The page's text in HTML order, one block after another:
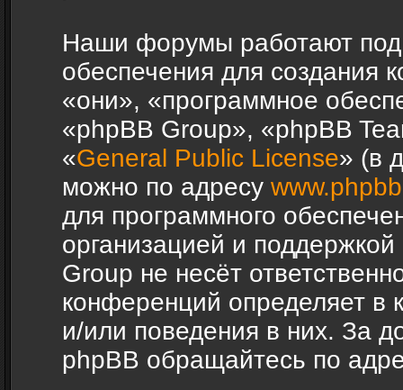
Наши форумы работают под
обеспечения для создания
«они», «программное
«phpBB Group», «phpBB
«General Public License» (в
можно по адресу
для программного
организацией и
Group не несёт
конференций определяет в
и/или поведения в них. За
phpBB обращайтесь по